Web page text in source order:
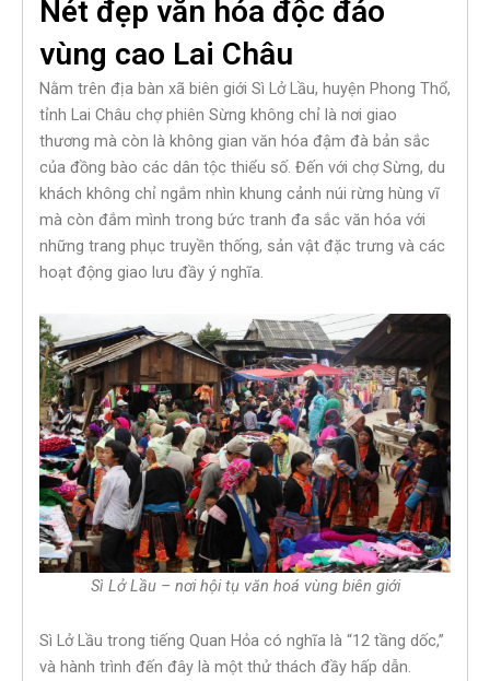
Nét đẹp văn hóa độc đáo
vùng cao Lai Châu
Nằm trên địa bàn xã biên giới Sì Lở Lầu, huyện Phong Thổ,
tỉnh Lai Châu chợ phiên Sừng không chỉ là nơi giao
thương mà còn là không gian văn hóa đậm đà bản sắc
của đồng bào các dân tộc thiểu số. Đến với chợ Sừng, du
khách không chỉ ngắm nhìn khung cảnh núi rừng hùng vĩ
mà còn đắm mình trong bức tranh đa sắc văn hóa với
những trang phục truyền thống, sản vật đặc trưng và các
hoạt động giao lưu đầy ý nghĩa.
Sì Lở Lầu – nơi hội tụ văn hoá vùng biên giới
Sì Lở Lầu trong tiếng Quan Hỏa có nghĩa là “12 tầng dốc,”
và hành trình đến đây là một thử thách đầy hấp dẫn.